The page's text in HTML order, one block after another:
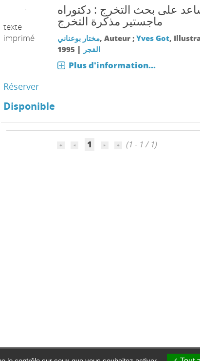
texte
imprimé
على بحث التخرج : دكتوراه
ماجستير مذكرة التخرج
مختار بوعناني, Auteur ; Yves Got,
الفجر |
1995
Plus d'information...
Réserver
Disponible
1 (1 - 1 / 1)